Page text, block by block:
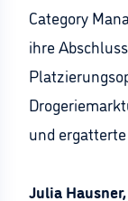
Category
ihre
und
Julia